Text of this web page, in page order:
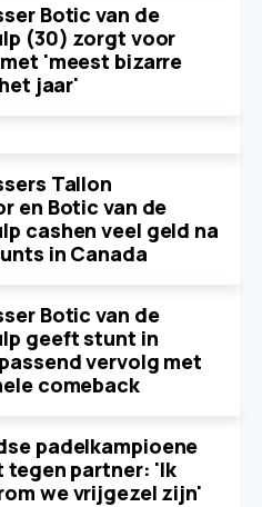
Botic van de
(30) zorgt voor
'meest bizarre
jaar'
Tallon
en Botic van de
cashen veel geld na
in Canada
Botic van de
geeft stunt in
vervolg met
comeback
padelkampioene
tegen partner: 'Ik
we vrijgezel zijn'